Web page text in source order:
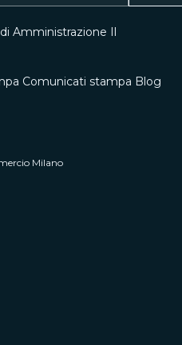
Amministrazione Il
Comunicati stampa Blog
Milano